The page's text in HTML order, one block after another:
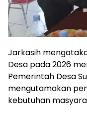
Jarkasih
Desa pada 2026
Pemerintah Desa
mengutamakan
kebutuhan